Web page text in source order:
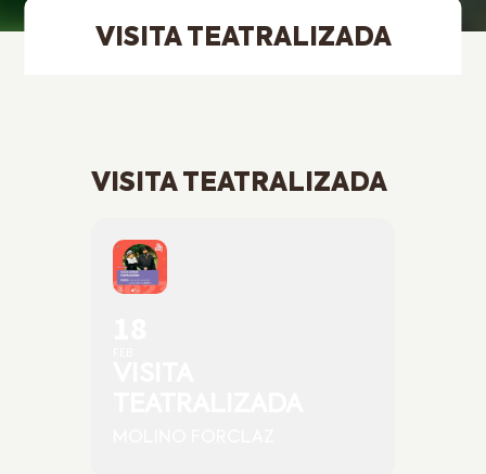
VISITA TEATRALIZADA
VISITA TEATRALIZADA